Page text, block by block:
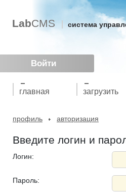
Войти
LabCMS система
главная загрузить
профиль авторизация
Введите логин и
Логин:
Пароль: